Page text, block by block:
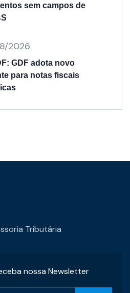
sem campos de
2026
GDF adota novo
para notas fiscais
Tributária
nossa Newsletter